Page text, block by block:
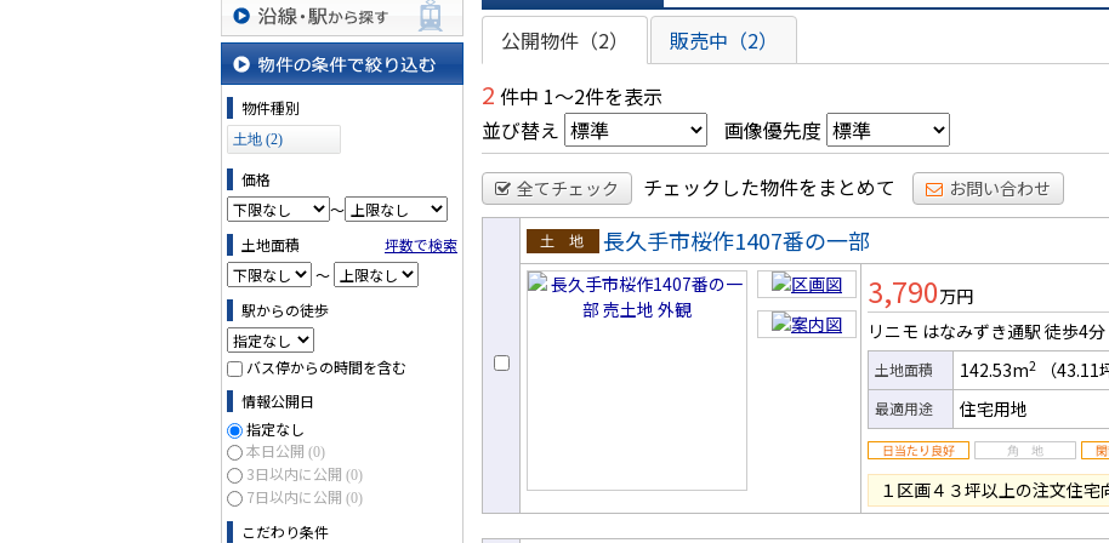
沿線・駅から探す
物件の条件で絞り込む
物件種別
土地 (2)
価格
～
土地面積
坪数で検索
～
駅からの徒歩
バス停からの時間を含む
情報公開日
指定なし
本日公開 (0)
3日以内に公開 (0)
7日以内に公開 (0)
こだわり条件
一覧で表示
公開物件（2） 販売中（2）
2 件中 1～2件を表示
並び替え
画像優先度
全てチェック チェックした物件をまとめて お問い合わせ
売土地
長久手市桜作1407番の一部
3,790万円
リニモ はなみずき通駅 徒歩4分
土地面積 142.53m2 （43.11
最適用途 住宅用地
１区画４３坪以上の注文住宅